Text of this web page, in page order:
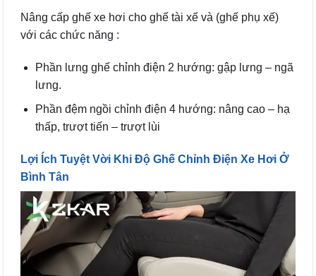
Nâng cấp ghế xe hơi cho ghế tài xế và (ghế phụ xế)
với các chức năng :
Phần lưng ghế chỉnh điện 2 hướng: gập lưng – ngã
lưng.
Phần đệm ngồi chỉnh điện 4 hướng: nâng cao – hạ
thấp, trượt tiến – trượt lùi
Lợi Ích Tuyệt Vời Khi Độ Ghế Chỉnh Điện Xe Hơi Ở
Bình Tân